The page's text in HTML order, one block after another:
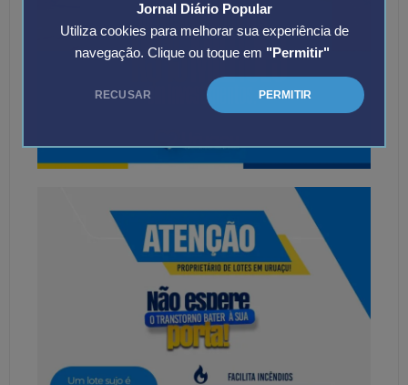
Jornal Diário Popular
Utiliza cookies para melhorar sua experiência de
navegação. Clique ou toque em "Permitir"
RECUSAR PERMITIR